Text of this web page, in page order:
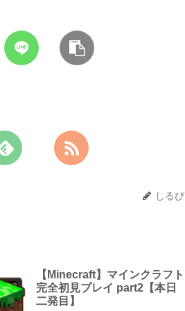
しるび
【Minecraft】マインクラフト
完全初見プレイ part2【本日
二発目】